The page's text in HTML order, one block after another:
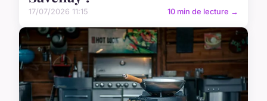
17/07/2026 11:15 10 min de lecture →